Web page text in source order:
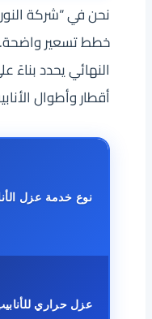
نحن في “شركة
خطط تسعير
النهائي يحدد بناءً
أقطار وأطوال
نوع خدمة عزل
عزل حراري